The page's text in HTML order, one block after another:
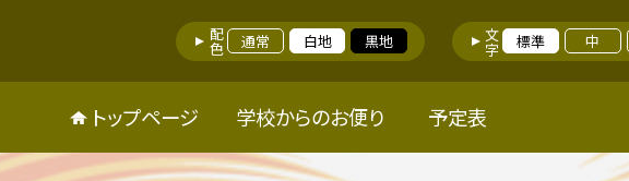
配色 通常 白地 黒地 文字 標準 中
トップページ 学校からのお便り 予定表